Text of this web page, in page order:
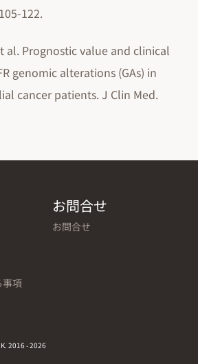
122.
al. Prognostic value and clinical
genomic alterations (GAs) in
cancer patients. J Clin Med.
お問合せ
お問合せ
事項
2016 - 2026